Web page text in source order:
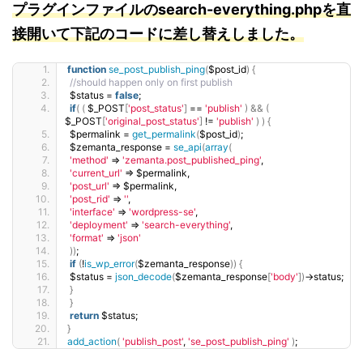
プラグインファイルのsearch-everything.phpを直
接開いて下記のコードに差し替えしました。
function se_post_publish_ping($post_id) {
//should happen only on first publish
$status = false;
if( ( $_POST ['post_status'] == 'publish' ) && (
$_POST ['original_post_status'] != 'publish' ) ) {
$permalink = get_permalink($post_id);
$zemanta_response = se_api(array(
'method' = 'zemanta.post_published_ping',
'current_url' = $permalink,
'post_url' = $permalink,
'post_rid' = '',
'interface' = 'wordpress-se',
'deployment' = 'search-everything',
'format' = 'json'
));
if (!is_wp_error($zemanta_response)) {
$status = json_decode($zemanta_response['body'])-status;
}
}
return $status;
}
add_action( 'publish_post', 'se_post_publish_ping' );